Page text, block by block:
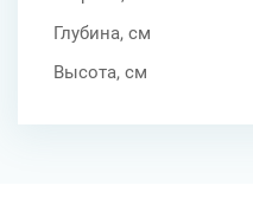
Глубина, см
Высота, см